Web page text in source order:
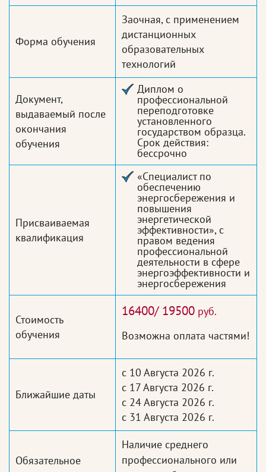
Форма обучения
Заочная, с применением
дистанционных
образовательных
технологий
Документ,
выдаваемый после
окончания
обучения
Диплом о
профессиональной
переподготовке
установленного
государством образца.
Срок действия:
бессрочно
Присваиваемая
квалификация
«Специалист по
обеспечению
энергосбережения и
повышения
энергетической
эффективности», с
правом ведения
профессиональной
деятельности в сфере
энергоэффективности и
энергосбережения
Стоимость
обучения
16400/ 19500 руб.
Возможна оплата частями!
Ближайшие даты
с 10 Августа 2026 г.
с 17 Августа 2026 г.
с 24 Августа 2026 г.
с 31 Августа 2026 г.
Обязательное
Наличие среднего
профессионального или